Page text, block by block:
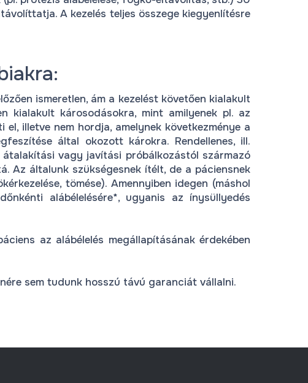
A kezelés teljes összege kiegyenlítésre
ismeretlen, ám a kezelést követően kialakult
kialakult károsodásokra, mint amilyenek pl. az
illetve nem hordja, amelynek következménye a
által okozott károkra. Rendellenes, ill.
vagy javítási próbálkozástól származó
Az általunk szükségesnek ítélt, de a páciensnek
tömése). Amennyiben idegen (máshol
alábélelésére*, ugyanis az ínysüllyedés
az alábélelés megállapításának érdekében
sem tudunk hosszú távú garanciát vállalni.